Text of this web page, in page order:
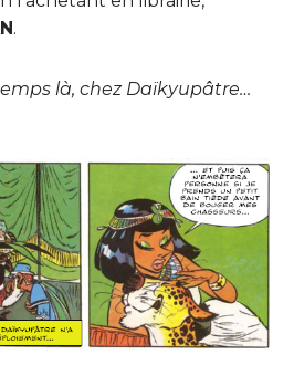
.
là, chez Daïkyupâtre…